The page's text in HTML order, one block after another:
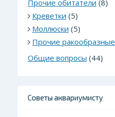
Прочие обитатели (8)
Креветки (5)
Моллюски (5)
Прочие ракообразные
Общие вопросы (44)
Советы аквариумисту